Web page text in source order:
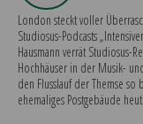
London steckt voller
Studiosus-Podcasts
Hausmann verrät Studiosus-
Hochhäuser in der Musik-
den Flusslauf der Themse
ehemaliges Postgebäude